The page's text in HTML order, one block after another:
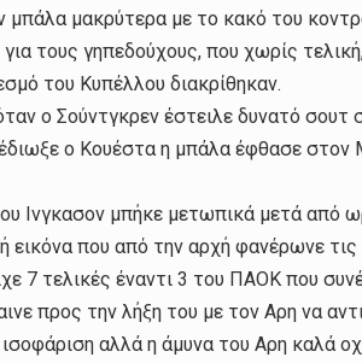
μακρύτερα με το κακό του
τους γηπεδούχους, που χωρίς
του Κυπέλλου διακρίθηκαν.
ο Σούντγκρεν έστειλε δυνατό
ο Κουέστα η μπάλα έφθασε
Ινγκασον μπήκε μετωπικά μετά από
εικόνα που από την αρχή φανέρωνε
7 τελικές έναντι 3 του ΠΑΟΚ που
προς την λήξη του με τον Αρη να
αλλά η άμυνα του Αρη καλά